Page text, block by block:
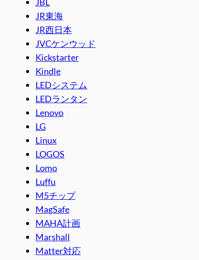
JR東海
JR西日本
JVCケンウッド
Kickstarter
Kindle
LEDシステム
LEDランタン
Lenovo
LG
Linux
LOGOS
Lomo
Luffu
M5チップ
MagSafe
MAHA計画
Marshall
Matter対応